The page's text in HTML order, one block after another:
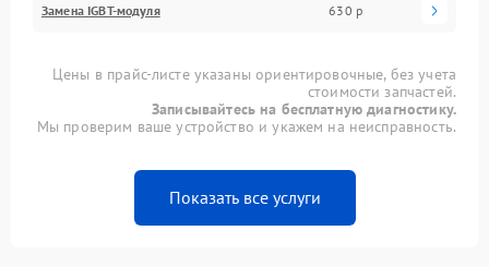
Замена IGBT-модуля 630 р
Цены в прайс-листе указаны ориентировочные, без учета
стоимости запчастей.
Записывайтесь на бесплатную диагностику.
Мы проверим ваше устройство и укажем на неисправность.
Показать все услуги